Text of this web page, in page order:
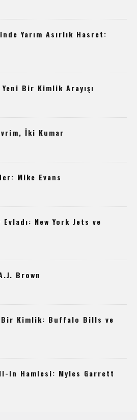
Yarım Asırlık Hasret:
Bir Kimlik Arayışı
İki Kumar
Mike Evans
Evladı: New York Jets ve
Brown
Bir Kimlik: Buffalo Bills ve
In Hamlesi: Myles Garrett